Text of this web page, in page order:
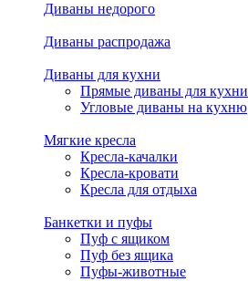
Диваны недорого
Диваны распродажа
Диваны для кухни
Прямые диваны для кухни
Угловые диваны на кухню
Мягкие кресла
Кресла-качалки
Кресла-кровати
Кресла для отдыха
Банкетки и пуфы
Пуф с ящиком
Пуф без ящика
Пуфы-животные